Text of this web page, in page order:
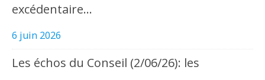
excédentaire…
6 juin 2026
Les échos du Conseil (2/06/26): les